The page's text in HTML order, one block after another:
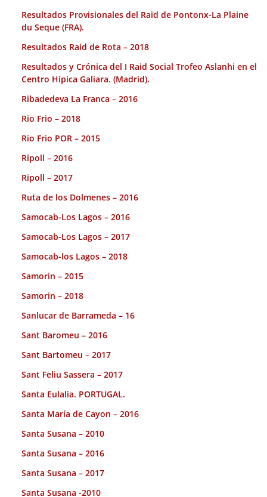
Resultados Provisionales del Raid de Pontonx-La Plaine
du Seque (FRA).
Resultados Raid de Rota – 2018
Resultados y Crónica del I Raid Social Trofeo Aslanhi en el
Centro Hípica Galiara. (Madrid).
Ribadedeva La Franca – 2016
Rio Frio – 2018
Rio Frio POR – 2015
Ripoll – 2016
Ripoll – 2017
Ruta de los Dolmenes – 2016
Samocab-Los Lagos – 2016
Samocab-Los Lagos – 2017
Samocab-los Lagos – 2018
Samorin – 2015
Samorin – 2018
Sanlucar de Barrameda – 16
Sant Baromeu – 2016
Sant Bartomeu – 2017
Sant Feliu Sassera – 2017
Santa Eulalia. PORTUGAL.
Santa María de Cayon – 2016
Santa Susana – 2010
Santa Susana – 2016
Santa Susana – 2017
Santa Susana -2010